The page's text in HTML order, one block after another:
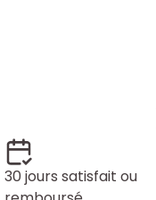
30 jours satisfait ou